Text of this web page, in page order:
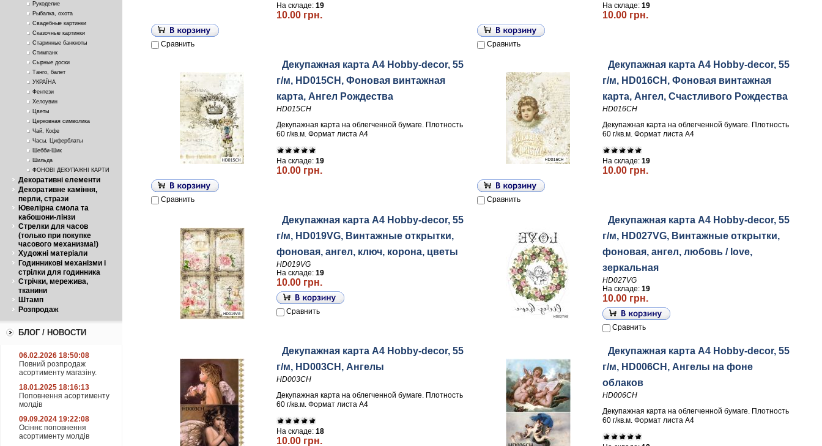
Рукоделие
Рыбалка, охота
Свадебные картинки
Сказочные картинки
Старинные банкноты
Стимпанк
Сырные доски
Танго, балет
УКРАЇНА
Фентези
Хелоувин
Цветы
Церковная символика
Чай, Кофе
Часы, Циферблаты
Шебби-Шик
Шильда
ФОНОВІ ДЕКУПАЖНІ КАРТИ
Декоративні елементи
Декоративне каміння,
перли, стрази
Ювелірна смола та
кабошони-лінзи
Стрелки для часов
(только при покупке
часового механизма!)
Художні матеріали
Годинникові механізми і
стрілки для годинника
Стрічки, мережива,
тканини
Штамп
Розпродаж
БЛОГ / НОВОСТИ
06.02.2026 18:50:08
Повний розпродаж
асортименту магазіну.
18.01.2025 18:16:13
Поповнення асортименту
молдів
09.09.2024 19:22:08
Осіннє поповнення
асортименту молдів
На складе: 19
10.00 грн.
Сравнить
На складе: 19
10.00 грн.
Сравнить
Декупажная карта А4 Hobby-decor, 55
г/м, HD015CH, Фоновая винтажная
карта, Ангел Рождества
HD015CH
Декупажная карта на облегченной бумаге. Плотность
60 г/кв.м. Формат листа А4
На складе: 19
10.00 грн.
Сравнить
Декупажная карта А4 Hobby-decor, 55
г/м, HD016CH, Фоновая винтажная
карта, Ангел, Счастливого Рождества
HD016CH
Декупажная карта на облегченной бумаге. Плотность
60 г/кв.м. Формат листа А4
На складе: 19
10.00 грн.
Сравнить
Декупажная карта А4 Hobby-decor, 55
г/м, HD019VG, Винтажные открытки,
фоновая, ангел, ключ, корона, цветы
HD019VG
На складе: 19
10.00 грн.
Сравнить
Декупажная карта А4 Hobby-decor, 55
г/м, HD027VG, Винтажные открытки,
фоновая, ангел, любовь / love,
зеркальная
HD027VG
На складе: 19
10.00 грн.
Сравнить
Декупажная карта А4 Hobby-decor, 55
г/м, HD003CH, Ангелы
HD003CH
Декупажная карта на облегченной бумаге. Плотность
60 г/кв.м. Формат листа А4
На складе: 18
10.00 грн.
Декупажная карта А4 Hobby-decor, 55
г/м, HD006CH, Ангелы на фоне
облаков
HD006CH
Декупажная карта на облегченной бумаге. Плотность
60 г/кв.м. Формат листа А4